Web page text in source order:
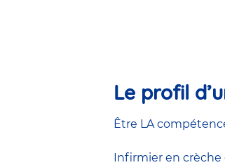
Le profil
Être LA
Infirmier en crèche